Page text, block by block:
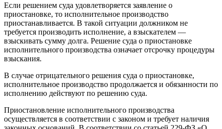
Если решением суда удовлетворяется заявление о
приостановке, то исполнительное производство
приостанавливается. В такой ситуации должником не
требуется производить исполнение, а взыскателем —
взыскивать сумму долга. Решение суда о приостановке
исполнительного производства означает отсрочку процедуры
взыскания.
В случае отрицательного решения суда о приостановке,
исполнительное производство продолжается и обязанности по
исполнению действуют по решению суда.
Приостановление исполнительного производства
осуществляется в соответствии с законом и требует наличия